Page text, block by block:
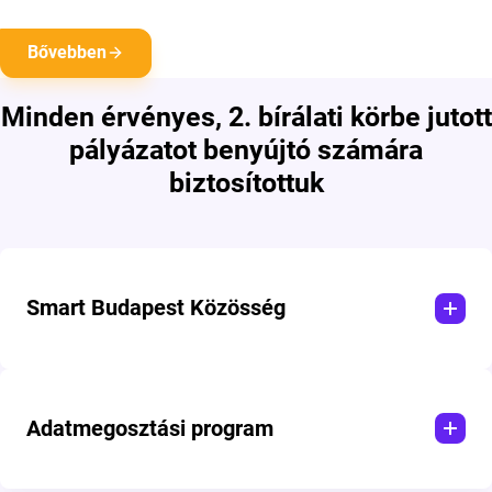
Bővebben
Minden érvényes, 2. bírálati körbe jutott
pályázatot benyújtó számára
biztosítottuk
Smart Budapest Közösség
amely folyamatosan információval, megvalósítási ötletekkel
látja majd el a budapesti városvezetést.
Adatmegosztási program